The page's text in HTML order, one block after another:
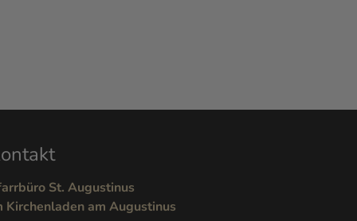
St. Augustinus
Kirchenladen am Augustinus